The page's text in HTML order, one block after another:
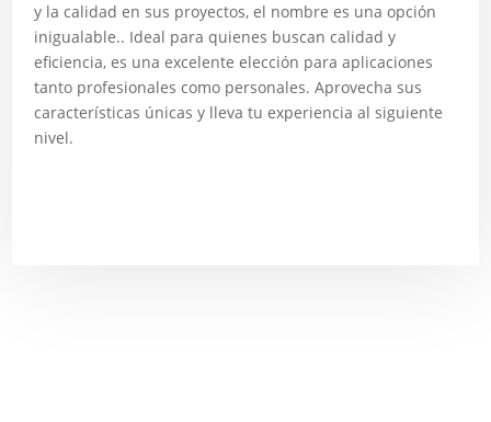
y la calidad en sus proyectos, el nombre es una opción
inigualable.. Ideal para quienes buscan calidad y
eficiencia, es una excelente elección para aplicaciones
tanto profesionales como personales. Aprovecha sus
características únicas y lleva tu experiencia al siguiente
nivel.